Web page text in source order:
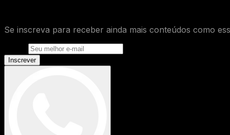
Se inscreva para receber ainda mais conteúdos como
Inscrever